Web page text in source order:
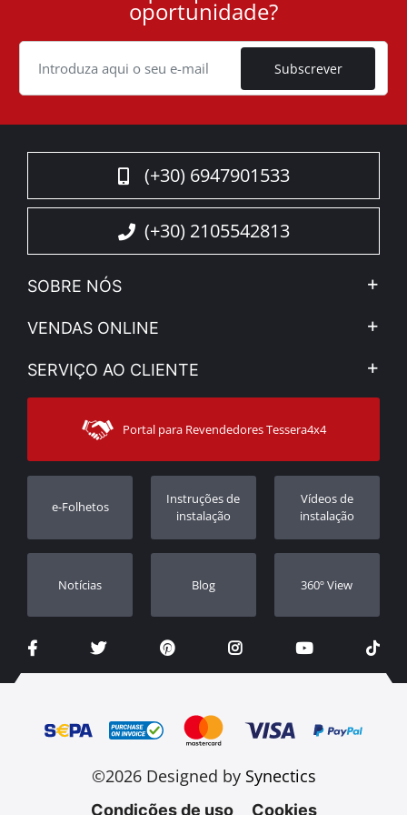
Cookie
oportunidade?
Subscrever
(+30) 6947901533
(+30) 2105542813
SOBRE NÓS
A Companhia
Notícias
Sitemap
VENDAS ONLINE
Minha Conta
Modos de Enviο
SERVIÇO AO CLIENTE
Contacto
Apoio ao cliente
Rastrear ordem
Revendedores
Portal para Revendedores Tessera4x4
e-Folhetos
Instruções de
instalação
Vídeos de
instalação
Notícias Blog 360º View
©2026 Designed by Synectics
Condições de uso Cookies